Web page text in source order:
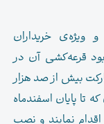
ویژه‌ی خریداران
قرعه‌کشی آن در
با مشارکت بیش از صد هزار
تا پایان اسفندماه